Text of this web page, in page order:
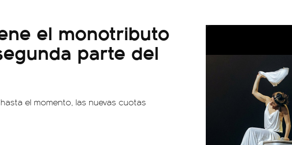
el monotributo
parte del
el momento, las nuevas cuotas